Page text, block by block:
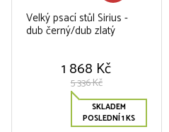
Velký psací stůl Sirius -
dub černý/dub zlatý
1 868 Kč
5 336 Kč
SKLADEM
POSLEDNÍ 1 KS